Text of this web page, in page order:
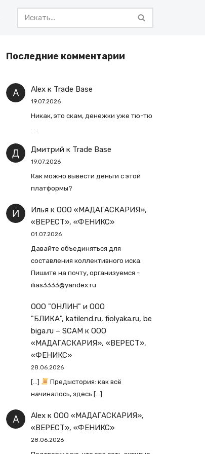
Последние комментарии
Alexк Trade Base
19.07.2026
Никак, это скам, денежки уже тю-тю
Дмитрийк Trade Base
19.07.2026
Как можно вывести деньги с этой
платформы?
Ильяк ООО «МАДАГАСКАРИЯ»,
«ВЕРЕСТ», «ФЕНИКС»
01.07.2026
Давайте объединяться для
составления коллективного иска.
Пишите на почту, организуемся -
ilias3333@yandex.ru
ООО "ОНЛИН" и ООО
"БЛИКА", katilend.ru, fiolyaka.ru, be
biga.ru – SCAMк ООО
«МАДАГАСКАРИЯ», «ВЕРЕСТ»,
«ФЕНИКС»
28.06.2026
[…]
Предыстория: как всё
начиналось, здесь […]
Alexк ООО «МАДАГАСКАРИЯ»,
«ВЕРЕСТ», «ФЕНИКС»
28.06.2026